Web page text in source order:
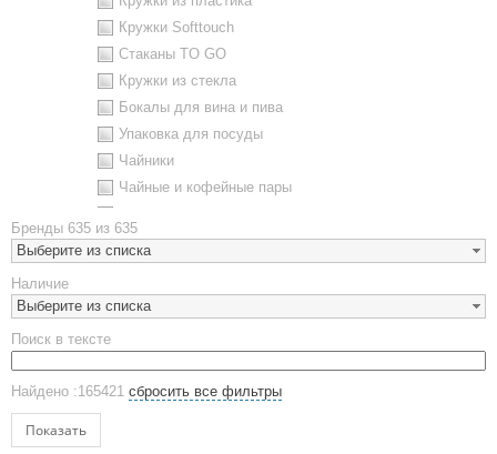
Кружки Softtouch
Стаканы TO GO
Кружки из стекла
Бокалы для вина и пива
Упаковка для посуды
Чайники
Чайные и кофейные пары
Наборы посуды
Предметы сервировки
Стаканы
Эко кружки
ЕВРОПОСУДА
Аксессуары
Ежедневники и блокноты
Бренды 635 из 635
Выберите из списка
Наличие
Выберите из списка
Поиск в тексте
Найдено :165421 сбросить все фильтры
Показать